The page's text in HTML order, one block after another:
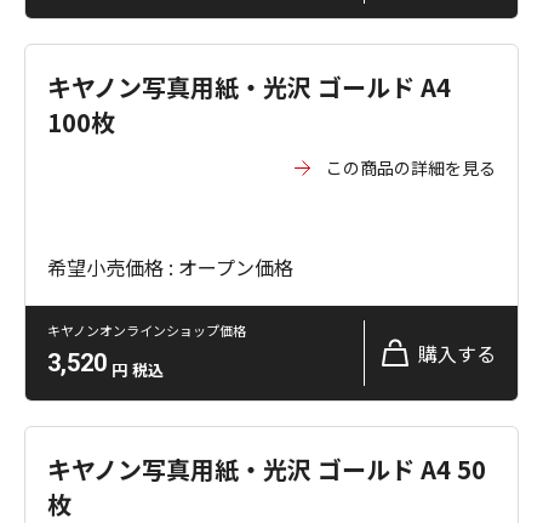
キヤノン写真用紙・光沢 ゴールド A4
100枚
この商品の詳細を見る
希望小売価格 : オープン価格
キヤノンオンラインショップ価格
3,520 円 税込
購入する
キヤノン写真用紙・光沢 ゴールド A4 50
枚